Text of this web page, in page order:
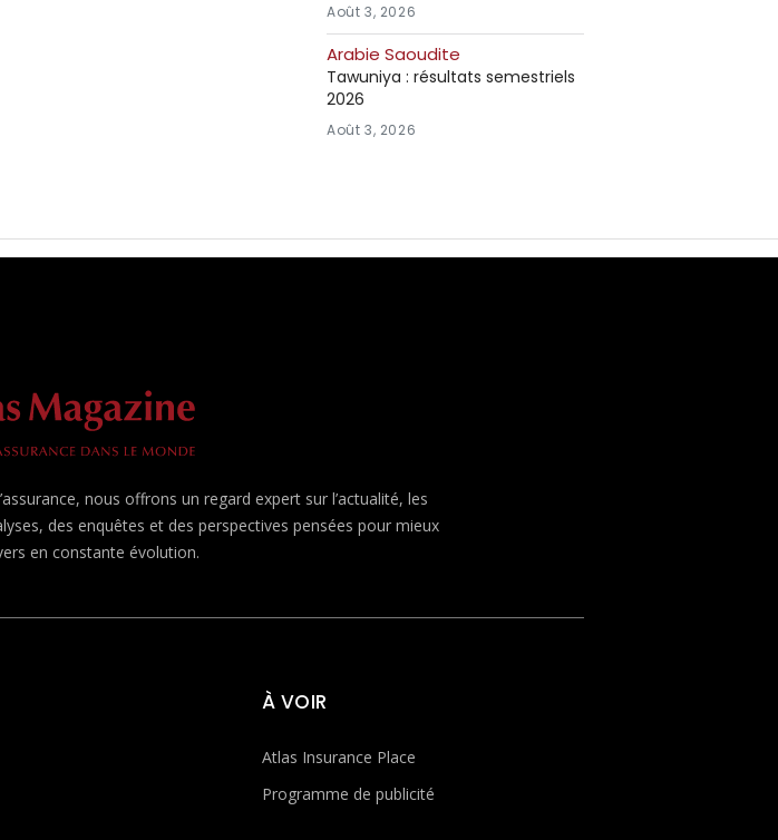
Août 3, 2026
Arabie Saoudite
Tawuniya : résultats semestriels
2026
Août 3, 2026
nous offrons un regard expert sur l’actualité, les
des enquêtes et des perspectives pensées pour mieux
en constante évolution.
À VOIR
Atlas Insurance Place
Programme de publicité